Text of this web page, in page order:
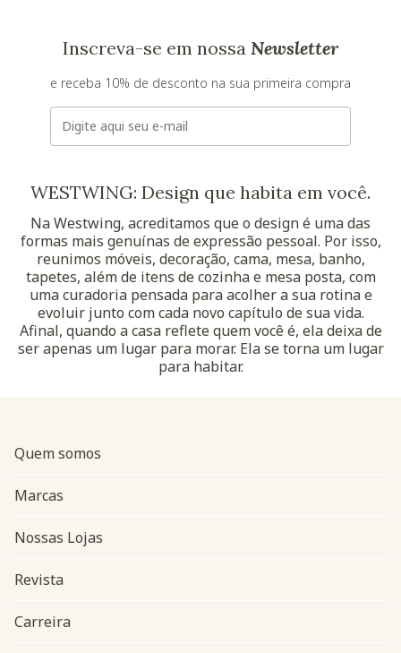
Inscreva-se em nossa Newsletter
e receba 10% de desconto na sua primeira compra
E-mail
WESTWING: Design que habita em você.
Na Westwing, acreditamos que o design é uma das
formas mais genuínas de expressão pessoal. Por isso,
reunimos móveis, decoração, cama, mesa, banho,
tapetes, além de itens de cozinha e mesa posta, com
uma curadoria pensada para acolher a sua rotina e
evoluir junto com cada novo capítulo de sua vida.
Afinal, quando a casa reflete quem você é, ela deixa de
ser apenas um lugar para morar. Ela se torna um lugar
para habitar.
Quem somos
Marcas
Nossas Lojas
Revista
Carreira